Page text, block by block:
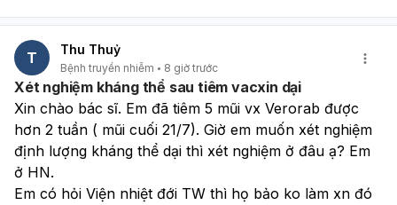
T Thu Thuỷ
Bệnh truyền nhiễm 8 giờ trước
Xét nghiệm kháng thể sau tiêm vacxin dại
Xin chào bác sĩ. Em đã tiêm 5 mũi vx Verorab được
hơn 2 tuần ( mũi cuối 21/7). Giờ em muốn xét nghiệm
định lượng kháng thể dại thì xét nghiệm ở đâu ạ? Em
ở HN.
Em có hỏi Viện nhiệt đới TW thì họ bảo ko làm xn đó